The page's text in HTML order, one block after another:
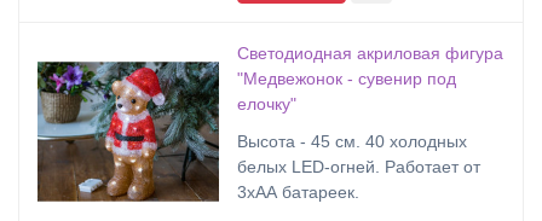
Светодиодная акриловая фигура
"Медвежонок - сувенир под
елочку"
Высота - 45 см. 40 холодных
белых LED-огней. Работает от
3хАА батареек.